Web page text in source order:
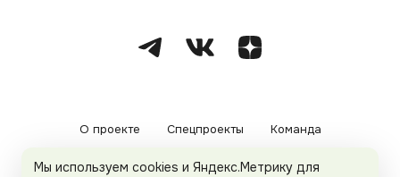
О проекте Спецпроекты Команда
Рекламодателям Политика конфиденциальности
Мы используем cookies и Яндекс.Метрику для